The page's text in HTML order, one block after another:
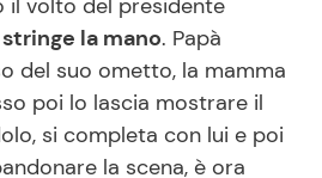
il volto del presidente
la mano. Papà
del suo ometto, la mamma
poi lo lascia mostrare il
si completa con lui e poi
la scena, è ora